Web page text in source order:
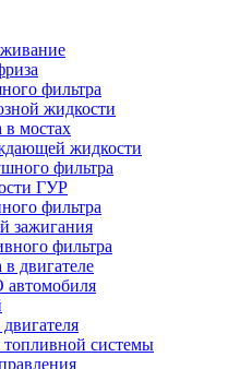
фильтра
жидкости
в мостах
жидкости
фильтра
ГУР
фильтра
зажигания
фильтра
двигателе
топливной системы